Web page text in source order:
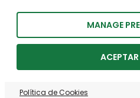
MANAGE
Política de Cookies